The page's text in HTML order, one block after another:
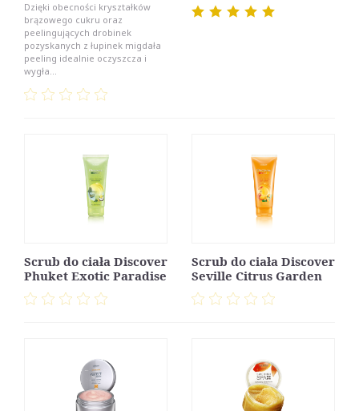
Dzięki obecności kryształków
brązowego cukru oraz
peelingujących drobinek
pozyskanych z łupinek migdała
peeling idealnie oczyszcza i
wygła...
Scrub do ciała Discover
Phuket Exotic Paradise
Scrub do ciała Discover
Seville Citrus Garden